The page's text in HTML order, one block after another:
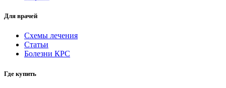
Для врачей
Схемы лечения
Статьи
Болезни КРС
Где купить